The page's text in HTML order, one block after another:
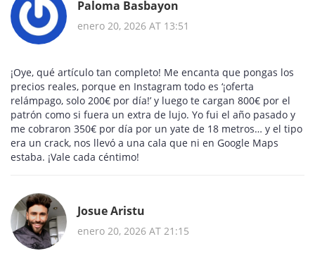
Paloma Basbayon
enero 20, 2026 AT 13:51
¡Oye, qué artículo tan completo! Me encanta que pongas los
precios reales, porque en Instagram todo es ‘¡oferta
relámpago, solo 200€ por día!’ y luego te cargan 800€ por el
patrón como si fuera un extra de lujo. Yo fui el año pasado y
me cobraron 350€ por día por un yate de 18 metros… y el tipo
era un crack, nos llevó a una cala que ni en Google Maps
estaba. ¡Vale cada céntimo!
Josue Aristu
enero 20, 2026 AT 21:15